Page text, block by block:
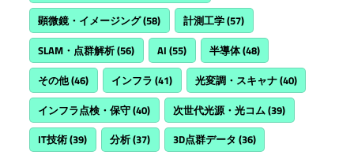
顕微鏡・イメージング(58) 計測工学(57)
SLAM・点群解析(56) AI (55) 半導体(48)
その他(46) インフラ (41) 光変調・スキャナ(40)
インフラ点検・保守(40) 次世代光源・光コム(39)
IT技術(39) 分析(37) 3D点群データ (36)